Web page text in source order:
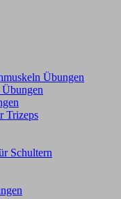
Übungen
Trizeps
Schultern